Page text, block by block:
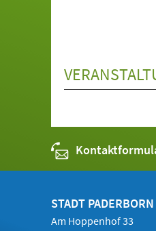
STADT PADERBORN
Am Hoppenhof 33